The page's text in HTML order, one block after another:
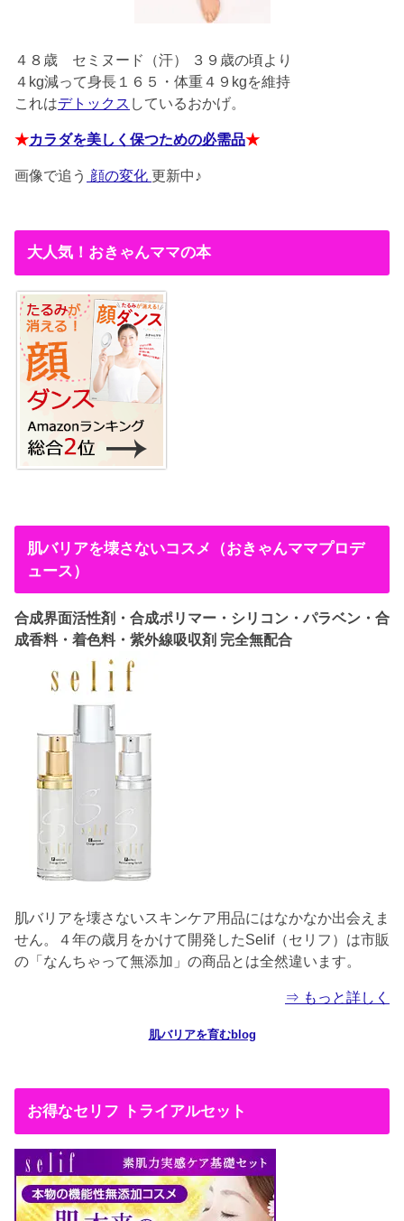
４８歳 セミヌード（汗） ３９歳の頃より
４kg減って身長１６５・体重４９kgを維持
これはデトックス しているおかげ。
★カラダを美しく保つための必需品★
画像で追う 顔の変化 更新中♪
大人気！おきゃんママの本
肌バリアを壊さないコスメ（おきゃんママプロデ
ュース）
合成界面活性剤・合成ポリマー・シリコン・パラベン・合
成香料・着色料・紫外線吸収剤 完全無配合
肌バリアを壊さないスキンケア用品にはなかなか出会えま
せん。４年の歳月をかけて開発したSelif（セリフ）は市販
の「なんちゃって無添加」の商品とは全然違います。
⇒ もっと詳しく
肌バリアを育むblog
お得なセリフ トライアルセット